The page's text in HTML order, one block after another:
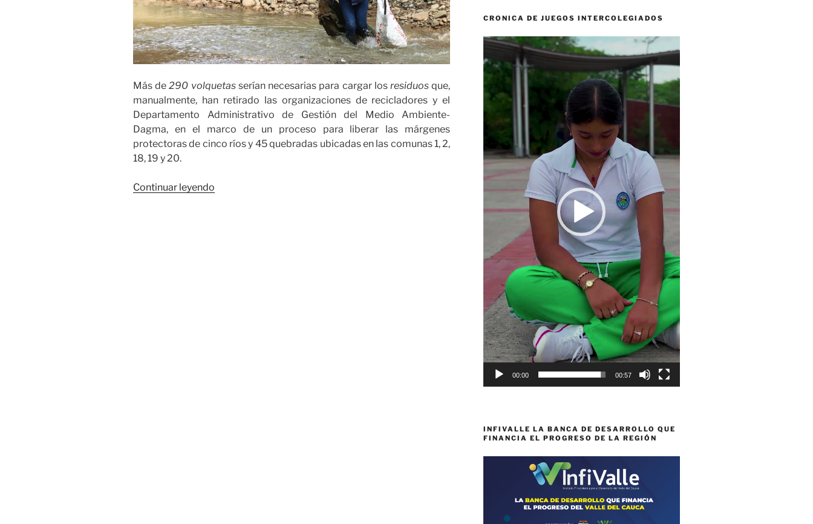
Más de290 volquetasserían necesarias para cargar losresiduos que,
manualmente, han retirado las organizaciones de recicladores y el
Departamento Administrativo de Gestión del Medio Ambiente-
Dagma, en el marco de un proceso para liberar las márgenes
protectoras de cinco ríos y 45 quebradas ubicadas en las comunas 1, 2,
18, 19 y 20.
Continuar leyendo
CRONICA DE JUEGOS INTERCOLEGIADOS
Reproductor
vídeo
00:00 00:57
INFIVALLE LA BANCA DE DESARROLLO QUE
FINANCIA EL PROGRESO DE LA REGIÓN